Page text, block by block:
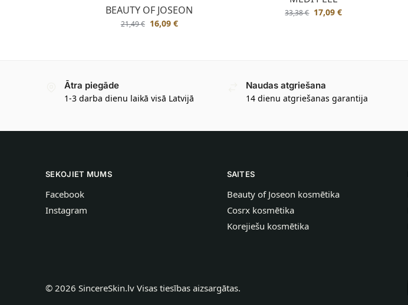
BEAUTY OF JOSEON
21,49€ 16,09 €
33,38€ 17,09€
Ātra piegāde
1-3 darba dienu laikā visā Latvijā
Naudas atgriešana
14 dienu atgriešanas garantija
SEKOJIET MUMS
Facebook
Instagram
SAITES
Beauty of Joseon kosmētika
Cosrx kosmētika
Korejiešu kosmētika
© 2026 SincereSkin.lv Visas tiesības aizsargātas.